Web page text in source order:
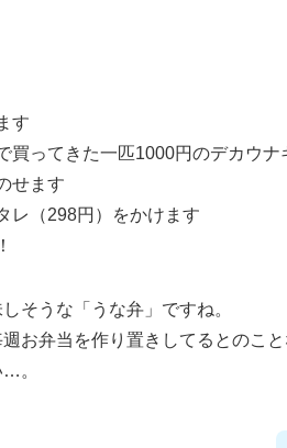
す
買ってきた一匹1000円のデカウナ
せます
レ（298円）をかけます
そうな「うな弁」ですね。
お弁当を作り置きしてるとのこ
。